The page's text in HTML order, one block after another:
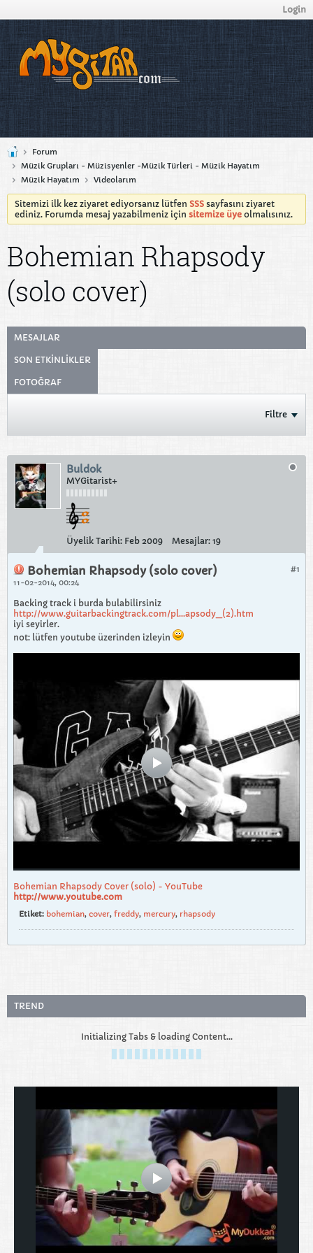
Login
Forum
Müzik Grupları - Müzisyenler -Müzik Türleri - Müzik Hayatım
Müzik Hayatım
Videolarım
Sitemizi ilk kez ziyaret ediyorsanız lütfen SSS sayfasını ziyaret
ediniz. Forumda mesaj yazabilmeniz için sitemize üye olmalısınız.
Bohemian Rhapsody
(solo cover)
MESAJLAR
SON ETKINLIKLER
FOTOĞRAF
Filtre
Buldok
MYGitarist+
Üyelik Tarihi: Feb 2009 Mesajlar: 19
#1
Bohemian Rhapsody (solo cover)
11-02-2014, 00:24
Backing track i burda bulabilirsiniz
http://www.guitarbackingtrack.com/pl...apsody_(2).htm
iyi seyirler.
not: lütfen youtube üzerinden izleyin
Bohemian Rhapsody Cover (solo) - YouTube
http://www.youtube.com
Etiket: bohemian, cover, freddy, mercury, rhapsody
TREND
Initializing Tabs & loading Content...